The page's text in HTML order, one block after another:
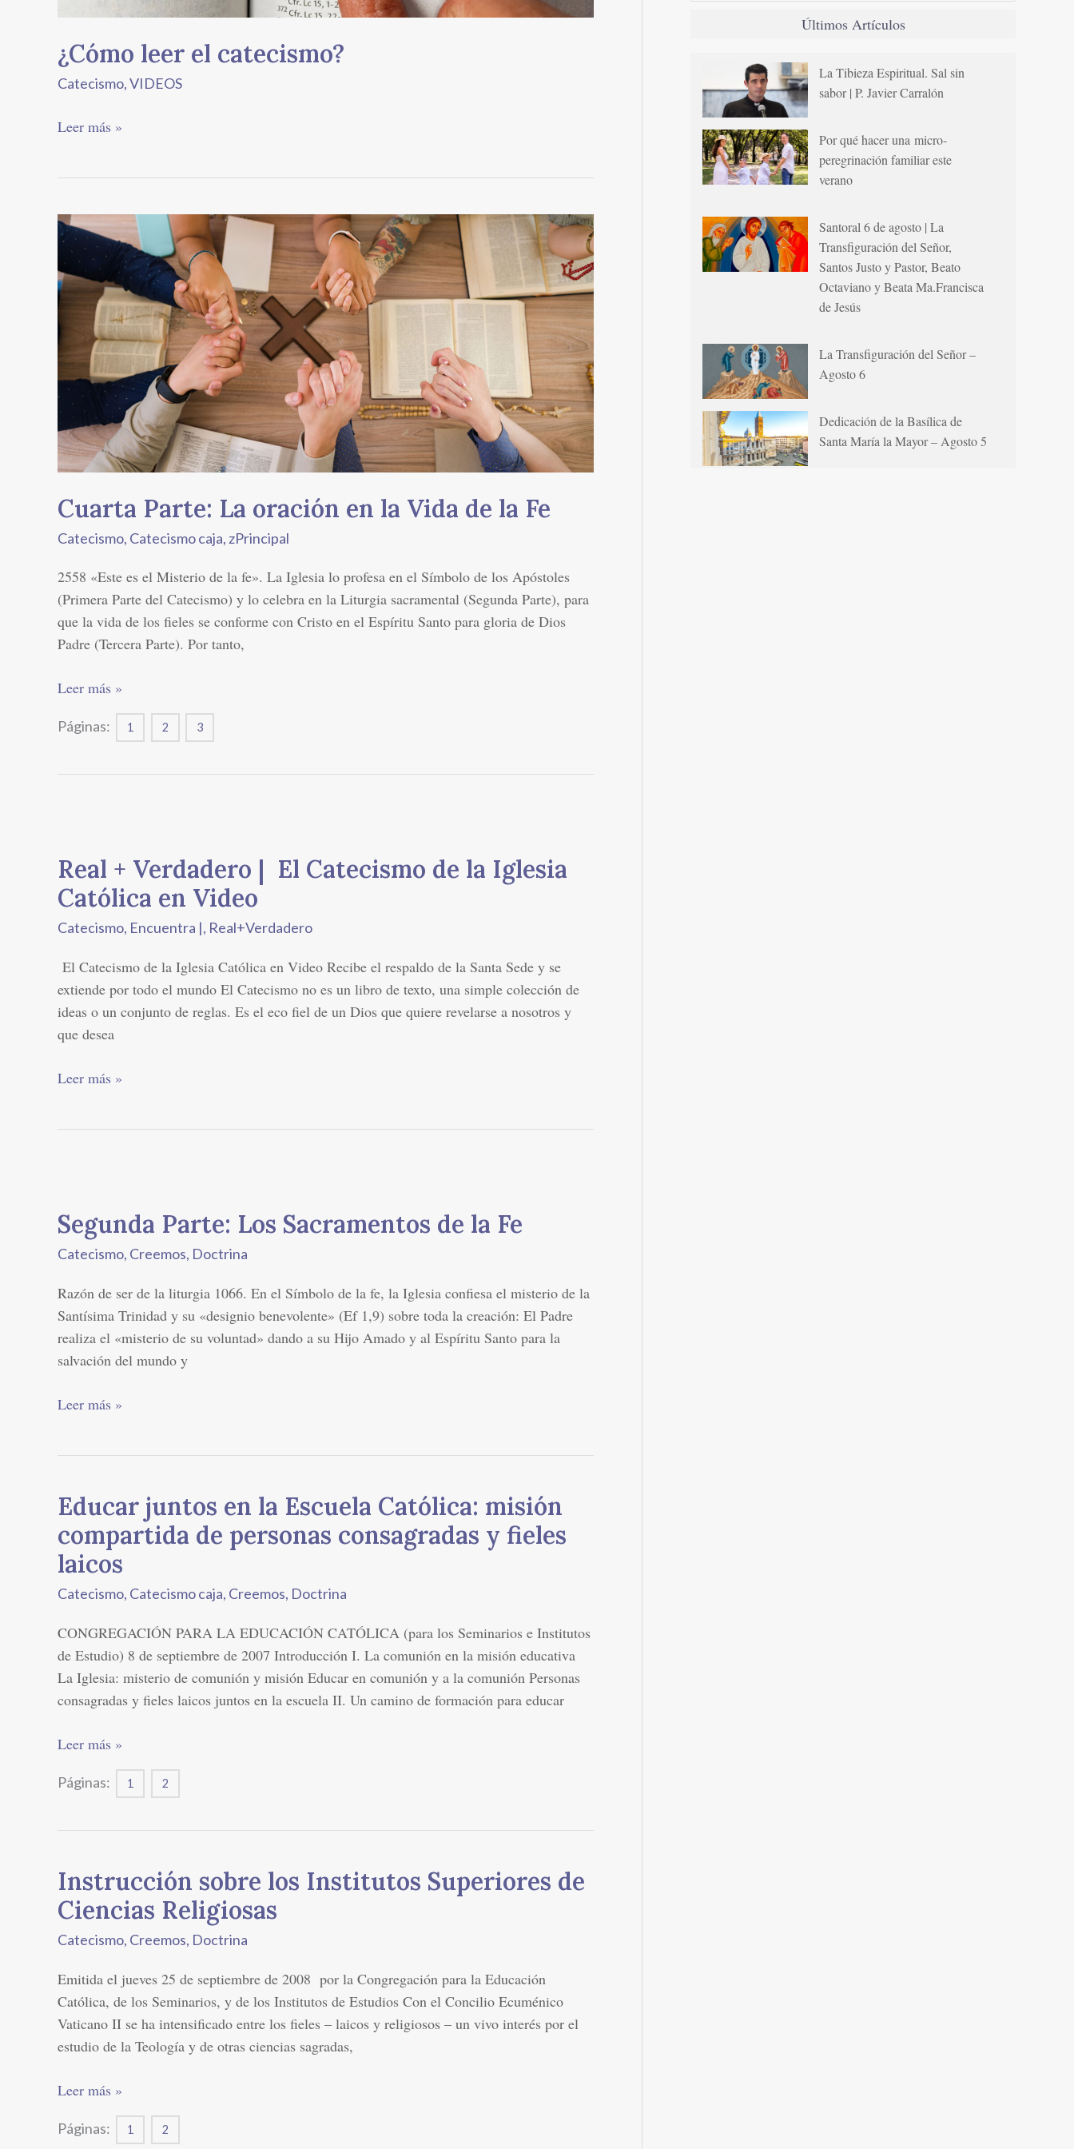
¿Cómo leer el catecismo?
Catecismo,VIDEOS
Leer más »
Cuarta Parte: La oración en la Vida de la Fe
Catecismo, Catecismo caja, zPrincipal
2558 «Este es el Misterio de la fe». La Iglesia lo profesa en el Símbolo de los Apóstoles
(Primera Parte del Catecismo) y lo celebra en la Liturgia sacramental (Segunda Parte), para
que la vida de los fieles se conforme con Cristo en el Espíritu Santo para gloria de Dios
Padre (Tercera Parte). Por tanto,
Cuarta
Parte:
La
oración
la
Vida
de
Fe
Leer más »
Páginas: 1 2 3
Real + Verdadero | El Catecismo de la Iglesia
Católica en Video
Catecismo, Encuentra |, Real+Verdadero
El Catecismo de la Iglesia Católica en Video Recibe el respaldo de la Santa Sede y se
extiende por todo el mundo El Catecismo no es un libro de texto, una simple colección de
ideas o un conjunto de reglas. Es el eco fiel de un Dios que quiere revelarse a nosotros y
que desea
Verdadero
|
El
Catecismo
la
Iglesia
Católica
en
Leer más »
Segunda Parte: Los Sacramentos de la Fe
Catecismo, Creemos, Doctrina
Razón de ser de la liturgia 1066. En el Símbolo de la fe, la Iglesia confiesa el misterio de la
Santísima Trinidad y su «designio benevolente» (Ef 1,9) sobre toda la creación: El Padre
realiza el «misterio de su voluntad» dando a su Hijo Amado y al Espíritu Santo para la
salvación del mundo y
Los
Sacramentos
la
Fe
Leer más »
Educar juntos en la Escuela Católica: misión
compartida de personas consagradas y fieles
laicos
Catecismo, Catecismo caja, Creemos, Doctrina
CONGREGACIÓN PARA LA EDUCACIÓN CATÓLICA (para los Seminarios e Institutos
de Estudio) 8 de septiembre de 2007 Introducción I. La comunión en la misión educativa
La Iglesia: misterio de comunión y misión Educar en comunión y a la comunión Personas
consagradas y fieles laicos juntos en la escuela II. Un camino de formación para educar
Educar
en
la
Escuela
misión
compartida
de
personas
y
laicos
Leer más »
Páginas: 1 2
Instrucción sobre los Institutos Superiores de
Ciencias Religiosas
Catecismo, Creemos, Doctrina
Emitida el jueves 25 de septiembre de 2008 por la Congregación para la Educación
Católica, de los Seminarios, y de los Institutos de Estudios Con el Concilio Ecuménico
Vaticano II se ha intensificado entre los fieles – laicos y religiosos – un vivo interés por el
estudio de la Teología y de otras ciencias sagradas,
Instrucción
sobre
los
Institutos
de
Ciencias
Religiosas
Leer más »
Páginas: 1 2
Últimos Artículos
La Tibieza Espiritual. Sal sin
sabor | P. Javier Carralón
Por qué hacer una micro-
peregrinación familiar este
verano
Santoral 6 de agosto | La
Transfiguración del Señor,
Santos Justo y Pastor, Beato
Octaviano y Beata Ma.Francisca
de Jesús
La Transfiguración del Señor –
Agosto 6
Dedicación de la Basílica de
Santa María la Mayor – Agosto 5